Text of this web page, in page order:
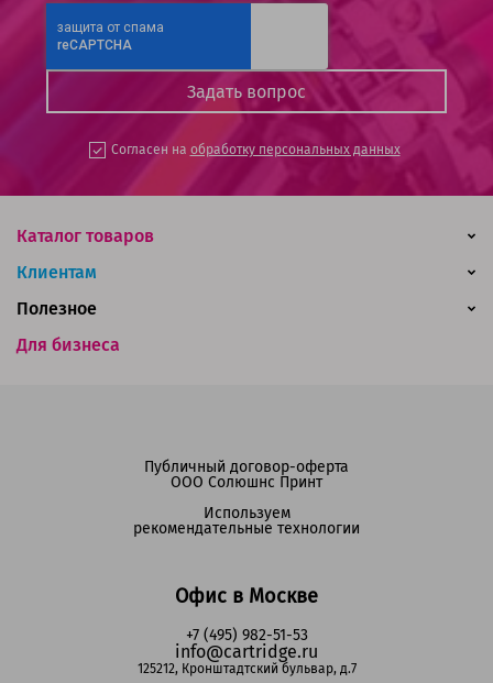
Согласен на обработку персональных данных
Каталог товаров
Клиентам
Для бизнеса
Полезное
Офис в Москве
+7 (495) 982-51-53
info@cartridge.ru
125212, Кронштадтский бульвар, д.7
Публичный договор-оферта
ООО Солюшнс Принт
Используем
рекомендательные технологии